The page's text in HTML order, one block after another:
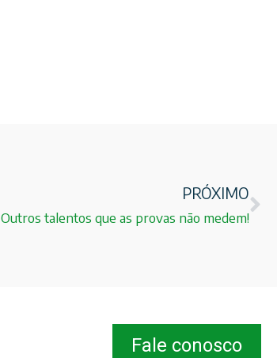
PRÓXIMO
Outros talentos que as provas não medem!
Fale conosco